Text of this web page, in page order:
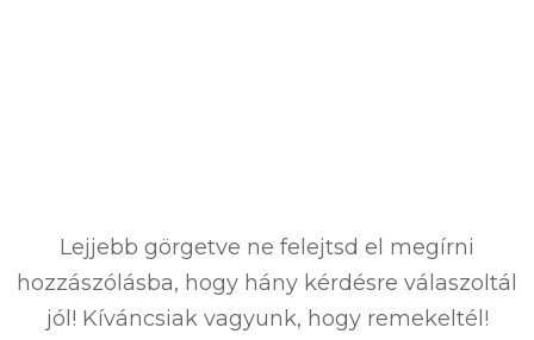
Lejjebb görgetve ne felejtsd el megírni
hozzászólásba, hogy hány kérdésre válaszoltál
jól! Kíváncsiak vagyunk, hogy remekeltél!